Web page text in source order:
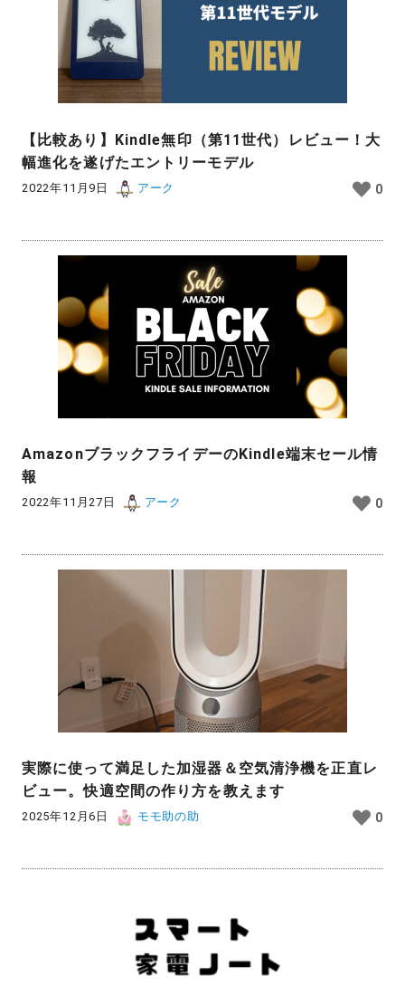
【比較あり】Kindle無印（第11世代）レビュー！大
幅進化を遂げたエントリーモデル
2022年11月9日 アーク 0
AmazonブラックフライデーのKindle端末セール情
報
2022年11月27日 アーク 0
実際に使って満足した加湿器＆空気清浄機を正直レ
ビュー。快適空間の作り方を教えます
2025年12月6日 モモ助の助 0